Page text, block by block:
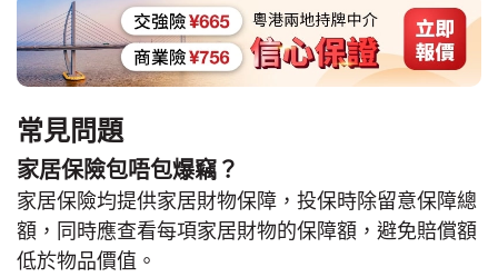
常見問題
家居保險包唔包爆竊？
家居保險均提供家居財物保障，投保時除留意保障總
額，同時應查看每項家居財物的保障額，避免賠償額
低於物品價值。